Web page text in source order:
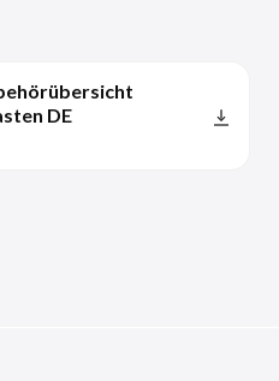
DE